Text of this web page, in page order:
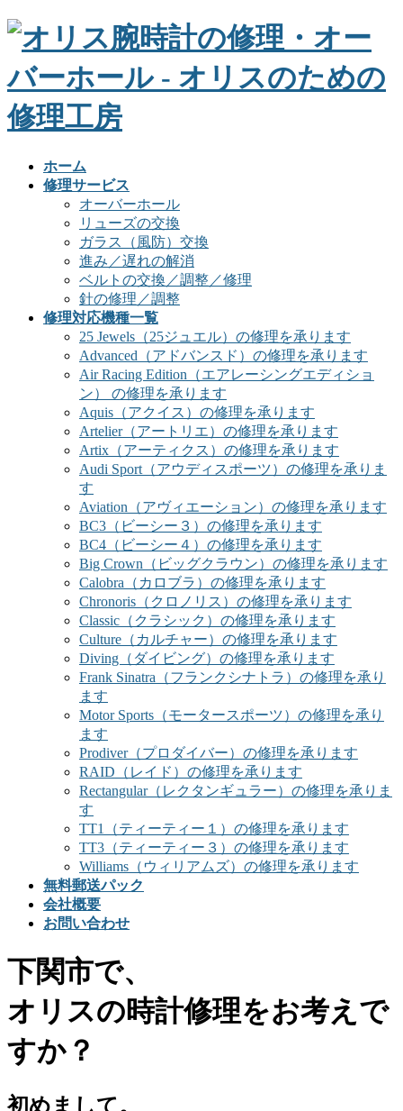
ホーム
修理サービス
オーバーホール
リューズの交換
ガラス（風防）交換
進み／遅れの解消
ベルトの交換／調整／修理
針の修理／調整
修理対応機種一覧
25 Jewels（25ジュエル）の修理を承ります
Advanced（アドバンスド）の修理を承ります
Air Racing Edition（エアレーシングエディショ
ン） の修理を承ります
Aquis（アクイス）の修理を承ります
Artelier（アートリエ）の修理を承ります
Artix（アーティクス）の修理を承ります
Audi Sport（アウディスポーツ）の修理を承りま
す
Aviation（アヴィエーション）の修理を承ります
BC3（ビーシー３）の修理を承ります
BC4（ビーシー４）の修理を承ります
Big Crown（ビッグクラウン）の修理を承ります
Calobra（カロブラ）の修理を承ります
Chronoris（クロノリス）の修理を承ります
Classic（クラシック）の修理を承ります
Culture（カルチャー）の修理を承ります
Diving（ダイビング）の修理を承ります
Frank Sinatra（フランクシナトラ）の修理を承り
ます
Motor Sports（モータースポーツ）の修理を承り
ます
Prodiver（プロダイバー）の修理を承ります
RAID（レイド）の修理を承ります
Rectangular（レクタンギュラー）の修理を承りま
す
TT1（ティーティー１）の修理を承ります
TT3（ティーティー３）の修理を承ります
Williams（ウィリアムズ）の修理を承ります
無料郵送パック
会社概要
お問い合わせ
下関市で、
オリスの時計修理をお考えで
すか？
初めまして。